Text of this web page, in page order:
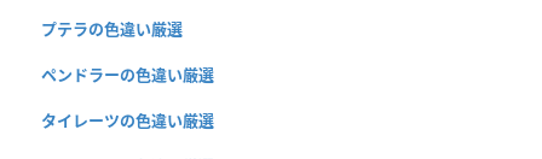
プテラの色違い厳選
ペンドラーの色違い厳選
タイレーツの色違い厳選